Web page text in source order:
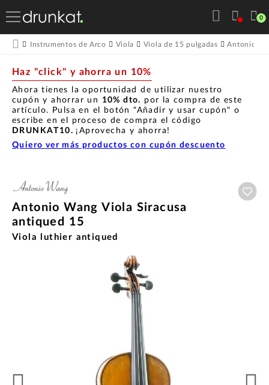
0
Instrumentos de Arco Viola Viola de 15 pulgadas Antonio
Haz "click" y ahorra un 10%
Ahora tienes la oportunidad de utilizar nuestro
cupón y ahorrar un 10% dto. por la compra de este
artículo. Pulsa en el botón "Añadir y usar cupón" o
escribe en el proceso de compra el código
DRUNKAT10. ¡Aprovecha y ahorra!
Quiero ver más productos con cupón descuento
Antonio Wang Viola Siracusa
antiqued 15
Viola luthier antiqued